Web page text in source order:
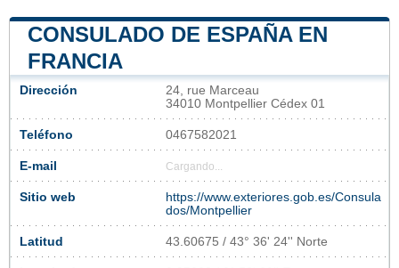
CONSULADO DE ESPAÑA EN
FRANCIA
Dirección
24, rue Marceau
34010 Montpellier Cédex 01
Teléfono 0467582021
E-mail Cargando...
Sitio web
https://www.exteriores.gob.es/Consula
dos/Montpellier
Latitud 43.60675 / 43° 36' 24'' Norte